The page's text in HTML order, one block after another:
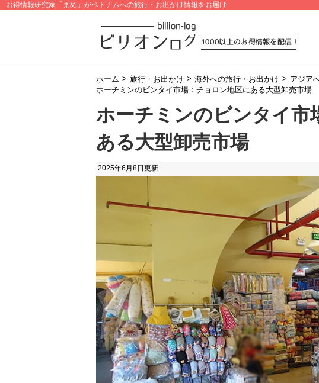
お得情報研究家「まめ」がベトナムへの旅行・お出かけ情報をお届け
ホーム > 旅行・お出かけ > 海外への旅行・お出かけ > アジア
ホーチミンのビンタイ市場：チョロン地区にある大型卸売市場
ホーチミンのビンタイ市
ある大型卸売市場
2025年6月8日 更新